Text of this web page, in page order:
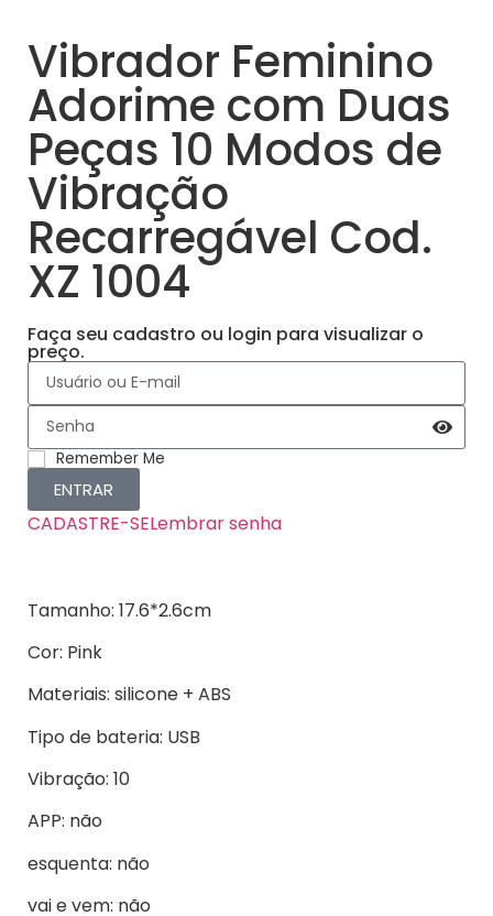
Vibrador Feminino
Adorime com Duas
Peças 10 Modos de
Vibração
Recarregável Cod.
XZ 1004
Faça seu cadastro ou login para visualizar o
preço.
Remember Me
ENTRAR
CADASTRE-SELembrar senha
Tamanho: 17.6*2.6cm
Cor: Pink
Materiais: silicone + ABS
Tipo de bateria: USB
Vibração: 10
APP: não
esquenta: não
vai e vem: não